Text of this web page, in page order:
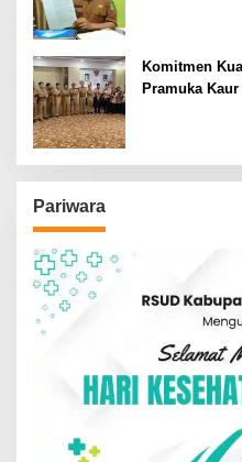
Komitmen
Pramuka
Pariwara